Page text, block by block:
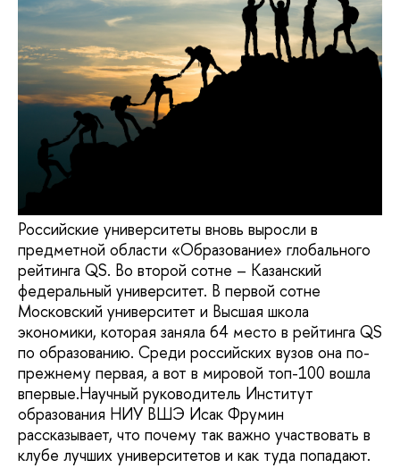
Российские университеты вновь выросли в
предметной области «Образование» глобального
рейтинга QS. Во второй сотне – Казанский
федеральный университет. В первой сотне
Московский университет и Высшая школа
экономики, которая заняла 64 место в рейтинга QS
по образованию. Среди российских вузов она по-
прежнему первая, а вот в мировой топ-100 вошла
впервые.Научный руководитель Институт
образования НИУ ВШЭ Исак Фрумин
рассказывает, что почему так важно участвовать в
клубе лучших университетов и как туда попадают.